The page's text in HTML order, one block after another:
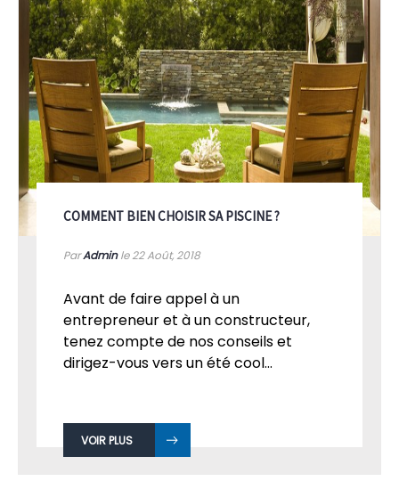
COMMENT BIEN CHOISIR SA PISCINE ?
ParAdminle 22Août, 2018
Avant de faire appel à un
entrepreneur et à un constructeur,
tenez compte de nos conseils et
dirigez-vous vers un été cool...
VOIR PLUS